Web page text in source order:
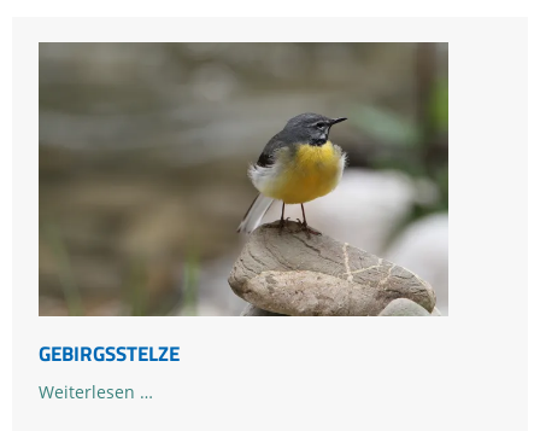
GEBIRGSSTELZE
Weiterlesen …Gebirgsstelze